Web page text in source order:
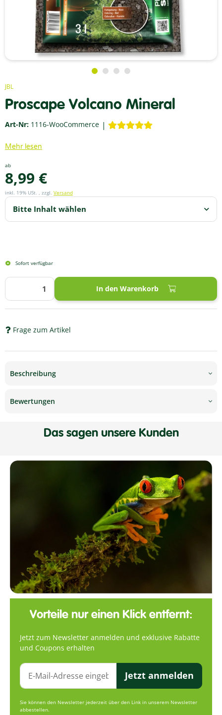
JBL
Proscape Volcano Mineral
Art-Nr: 1116-WooCommerce
Mehr lesen
ab
8,99 €
inkl. 19% USt. , zzgl. Versand
Bitte Inhalt wählen
In den Warenkorb
Sofort verfügbar
Frage zum Artikel
Beschreibung
Bewertungen
Das sagen unsere Kunden
Vorteile nur einen Klick entfernt:
Jetzt zum Newsletter anmelden und exklusive Rabatte
und Coupons erhalten
Jetzt anmelden
Sie können den Newsletter jederzeit über den Link in unserem Newsletter
abbestellen.